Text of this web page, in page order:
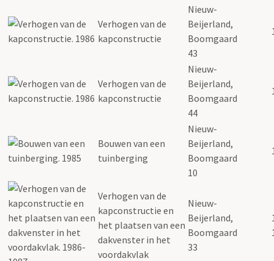
Verhogen van de
kapconstructie
Nieuw-
Beijerland,
Boomgaard
43
Verhogen van de
kapconstructie
Nieuw-
Beijerland,
Boomgaard
44
Bouwen van een
tuinberging
Nieuw-
Beijerland,
Boomgaard
10
Verhogen van de
kapconstructie en
het plaatsen van een
dakvenster in het
voordakvlak
Nieuw-
Beijerland,
Boomgaard
33